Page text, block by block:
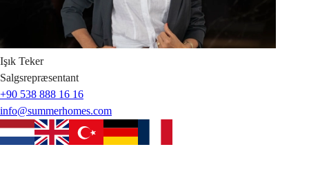
Işık Teker
Salgsrepræsentant
+90 538 888 16 16
info@summerhomes.com